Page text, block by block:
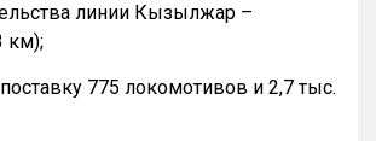
линии Кызылжар –
км);
775 локомотивов и 2,7 тыс.